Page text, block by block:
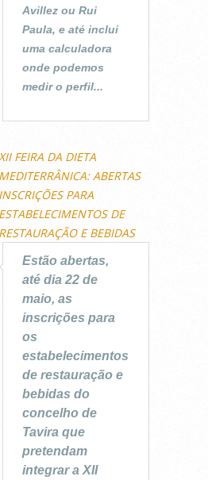
Avillez ou Rui
Paula, e até inclui
uma calculadora
onde podemos
medir o perfil...
XII FEIRA DA DIETA
MEDITERRÂNICA: ABERTAS
INSCRIÇÕES PARA
ESTABELECIMENTOS DE
RESTAURAÇÃO E BEBIDAS
Estão abertas,
até dia 22 de
maio, as
inscrições para
os
estabelecimentos
de restauração e
bebidas do
concelho de
Tavira que
pretendam
integrar a XII